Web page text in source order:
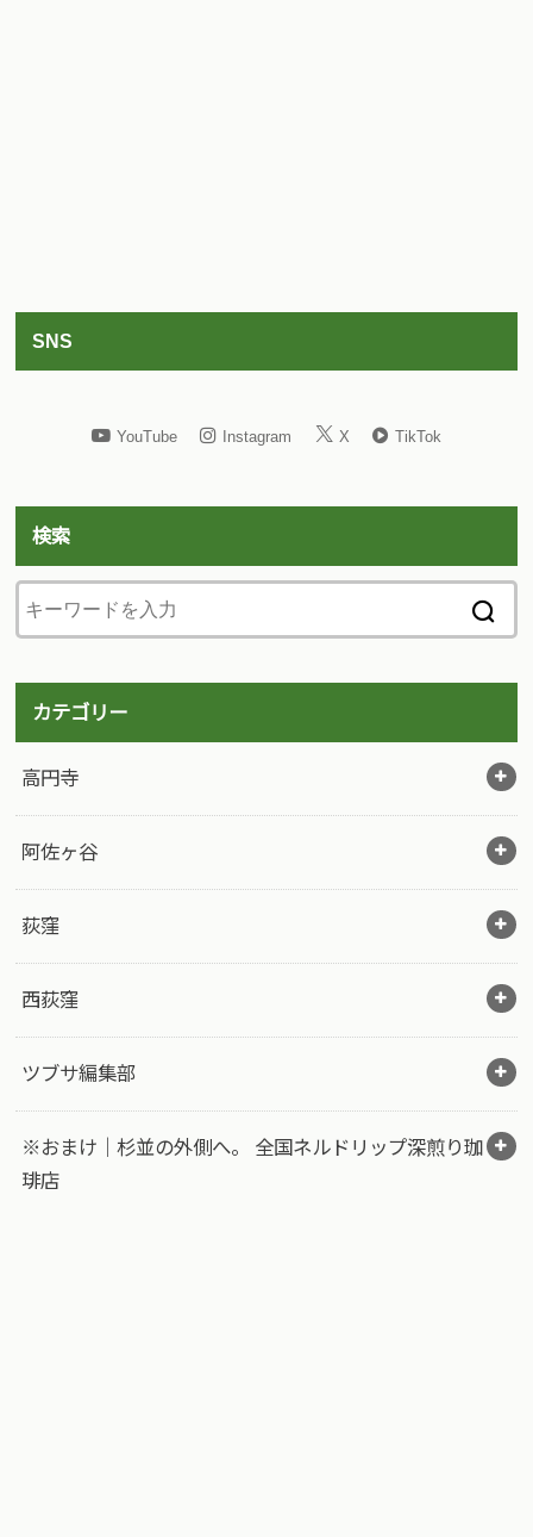
SNS
YouTube Instagram X TikTok
検索
カテゴリー
高円寺
阿佐ヶ谷
荻窪
西荻窪
ツブサ編集部
※おまけ｜杉並の外側へ。 全国ネルドリップ深煎り珈
琲店